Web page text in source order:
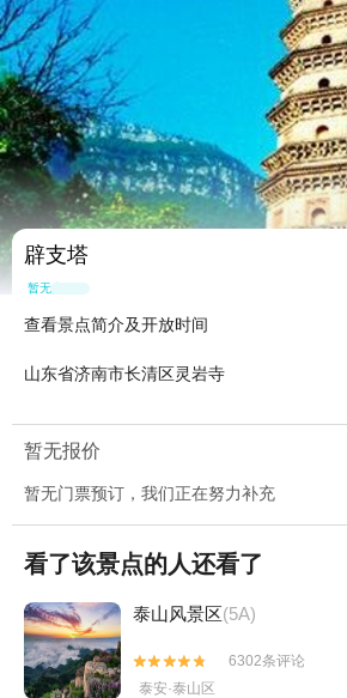
辟支塔
暂无点评
查看景点简介及开放时间
山东省济南市长清区灵岩寺
暂无报价
暂无门票预订，我们正在努力补充
看了该景点的人还看了
泰山风景区(5A)


6302条评论
泰安·泰山区
